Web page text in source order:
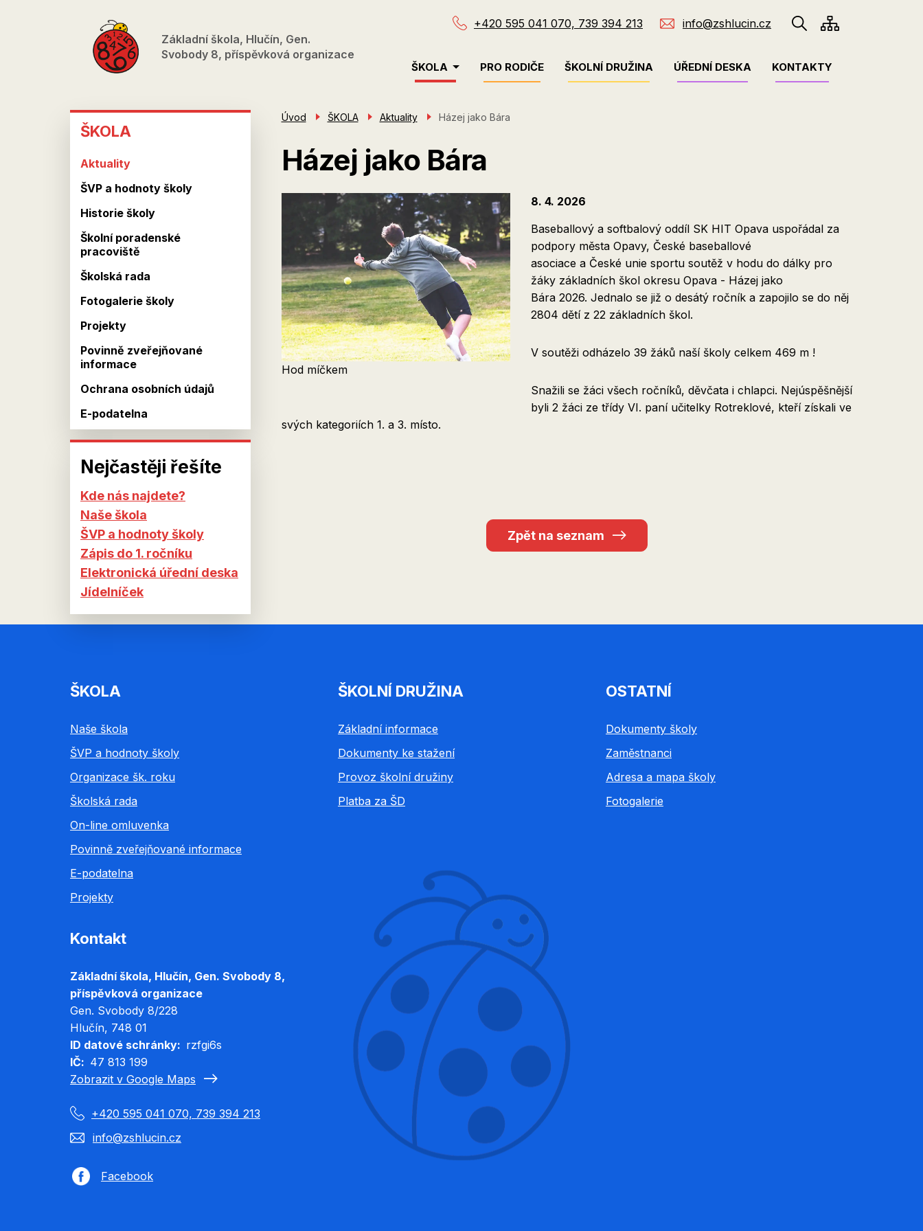
Základní škola, Hlučín, Gen.
Svobody 8, příspěvková organizace
+420 595 041 070, 739 394 213 info@zshlucin.cz
Menu
navigace
ŠKOLA PRO RODIČE ŠKOLNÍ DRUŽINA ÚŘEDNÍ DESKA KONTAKTY
ŠKOLA
ŠKOLA
Aktuality
ŠVP a hodnoty školy
Historie školy
Školní poradenské
pracoviště
Školská rada
Fotogalerie školy
Projekty
Povinně zveřejňované
informace
Ochrana osobních údajů
E-podatelna
Nejčastěji řešíte
Kde nás najdete?
Naše škola
ŠVP a hodnoty školy
Zápis do 1. ročníku
Elektronická úřední deska
Jídelníček
Úvod ŠKOLA Aktuality Házej jako Bára
Házej jako Bára
Hod míčkem
8. 4. 2026
Baseballový a softbalový oddíl SK HIT Opava uspořádal za
podpory města Opavy, České baseballové
asociace a České unie sportu soutěž v hodu do dálky pro
žáky základních škol okresu Opava - Házej jako
Bára 2026. Jednalo se již o desátý ročník a zapojilo se do něj
2804 dětí z 22 základních škol.
V soutěži odházelo 39 žáků naší školy celkem 469 m !
Snažili se žáci všech ročníků, děvčata i chlapci. Nejúspěšnější
byli 2 žáci ze třídy VI. paní učitelky Rotreklové, kteří získali ve
svých kategoriích 1. a 3. místo.
Zpět na seznam
ŠKOLA
Naše škola
ŠVP a hodnoty školy
Organizace šk. roku
Školská rada
On-line omluvenka
Povinně zveřejňované informace
E-podatelna
Projekty
ŠKOLNÍ DRUŽINA
Základní informace
Dokumenty ke stažení
Provoz školní družiny
Platba za ŠD
OSTATNÍ
Dokumenty školy
Zaměstnanci
Adresa a mapa školy
Fotogalerie
Kontakt
Základní škola, Hlučín, Gen. Svobody 8,
příspěvková organizace
Gen. Svobody 8/228
Hlučín, 748 01
ID datové schránky
rzfgi6s
IČ
47 813 199
Zobrazit v Google Maps
+420 595 041 070, 739 394 213
info@zshlucin.cz
Facebook